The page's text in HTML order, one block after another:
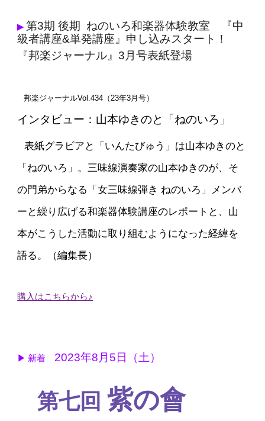
▶第3期 後期 ねのいろ和楽器体験教室 『中
級者講座&単発講座』申し込みスタート！
『邦楽ジャーナル』3月号表紙登場
邦楽ジャーナルVol.434（23年3月号）
インタビュー：山本ゆきのと「ねのいろ」
表紙グラビアと「いんたびゅう」は山本ゆきのと
「ねのいろ」。三味線演奏家の山本ゆきのが、そ
の門弟からなる「女三味線弾き ねのいろ」メンバ
ーと繰り広げる和楽器体験講座のレポートと、山
本がこうした活動に取り組むようになった経緯を
語る。（編集長）
購入はこちらから♪
▶ 新着 2023年8月5日（土）
第七回紫の會